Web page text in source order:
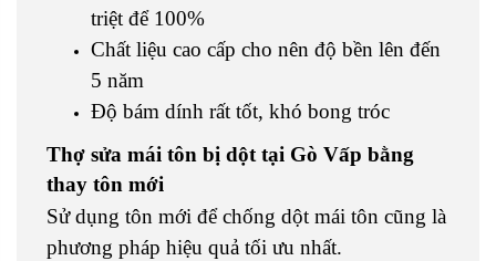
triệt để 100%
Chất liệu cao cấp cho nên độ bền lên đến
5 năm
Độ bám dính rất tốt, khó bong tróc
Thợ sửa mái tôn bị dột tại Gò Vấp bằng
thay tôn mới
Sử dụng tôn mới để chống dột mái tôn cũng là
phương pháp hiệu quả tối ưu nhất.